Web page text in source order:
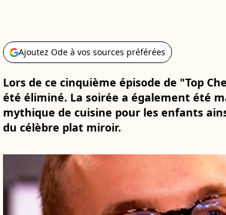
Ajoutez Ode à vos sources préférées
Lors de ce cinquième épisode de "Top
été éliminé. La soirée a également été
mythique de cuisine pour les enfants
du célèbre plat miroir.